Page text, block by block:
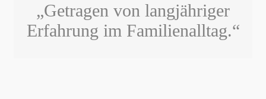
„Getragen von langjähriger
Erfahrung im Familienalltag.“